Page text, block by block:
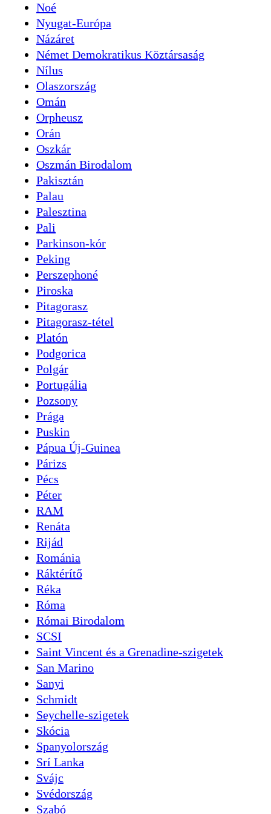
Noé
Nyugat-Európa
Názáret
Német Demokratikus Köztársaság
Nílus
Olaszország
Omán
Orpheusz
Orán
Oszkár
Oszmán Birodalom
Pakisztán
Palau
Palesztina
Pali
Parkinson-kór
Peking
Perszephoné
Piroska
Pitagorasz
Pitagorasz-tétel
Platón
Podgorica
Polgár
Portugália
Pozsony
Prága
Puskin
Pápua Új-Guinea
Párizs
Pécs
Péter
RAM
Renáta
Rijád
Románia
Ráktérítő
Réka
Róma
Római Birodalom
SCSI
Saint Vincent és a Grenadine-szigetek
San Marino
Sanyi
Schmidt
Seychelle-szigetek
Skócia
Spanyolország
Srí Lanka
Svájc
Svédország
Szabó